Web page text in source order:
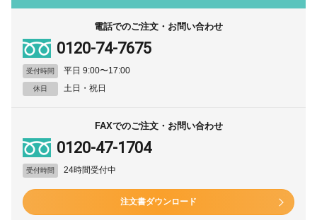
電話でのご注文・お問い合わせ
0120-74-7675
受付時間 平日 9:00〜17:00
休日 土日・祝日
FAXでのご注文・お問い合わせ
0120-47-1704
受付時間 24時間受付中
注文書ダウンロード